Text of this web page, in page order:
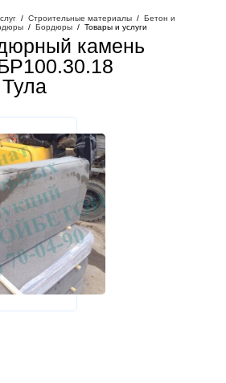
/ Строительные материалы / Бетон и
/ Бордюры / Товары и услуги
камень